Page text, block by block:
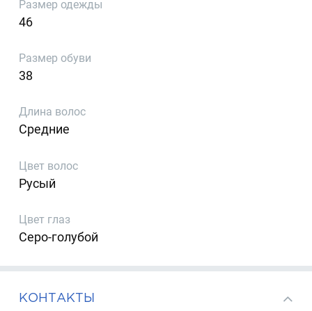
Размер одежды
46
Размер обуви
38
Длина волос
Средние
Цвет волос
Русый
Цвет глаз
Серо-голубой
КОНТАКТЫ